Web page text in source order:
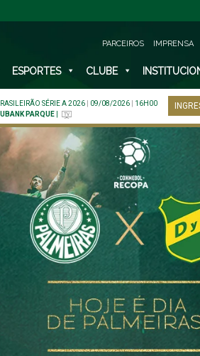
PARCEIROS IMPRENSA
ESPORTES CLUBE
SÉRIE A 2026 09/08/2026
16H00
PARQUE